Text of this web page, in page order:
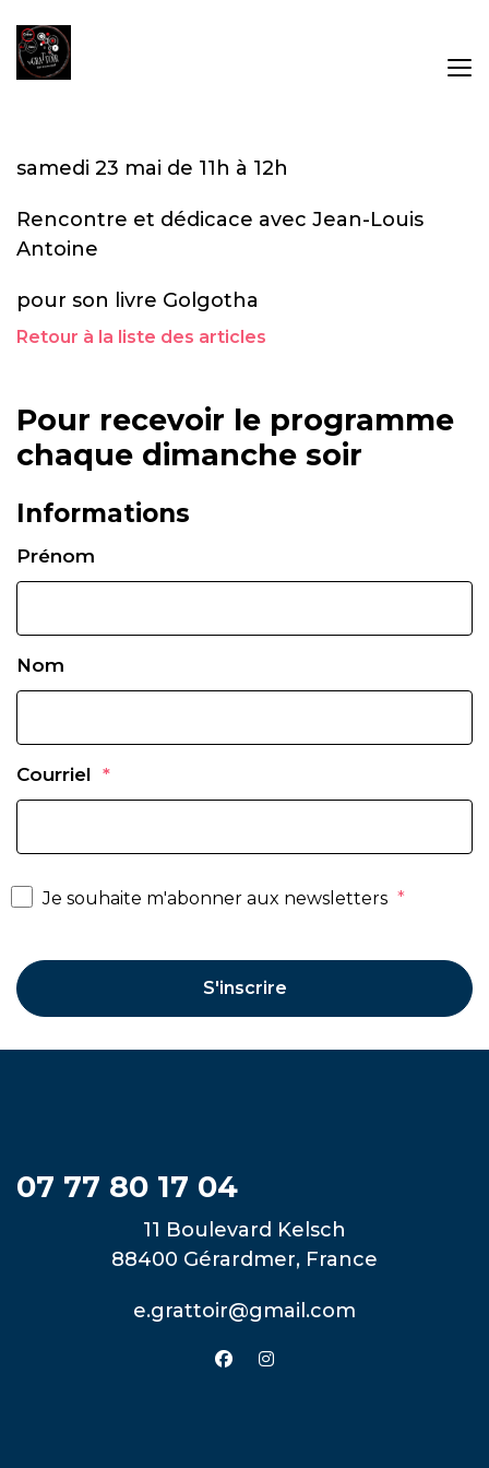
samedi 23 mai de 11h à 12h
Rencontre et dédicace avec Jean-Louis
Antoine
pour son livre Golgotha
Retour à la liste des articles
Pour recevoir le programme
chaque dimanche soir
Informations
Prénom
Nom
Courriel *
Je souhaite m'abonner aux newsletters *
S'inscrire
07 77 80 17 04
11 Boulevard Kelsch
88400 Gérardmer, France
e.grattoir@gmail.com
facebookinstagram